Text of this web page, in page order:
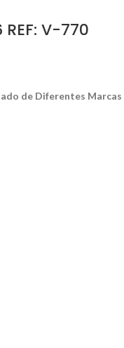
REF: V-770
de Diferentes Marcas